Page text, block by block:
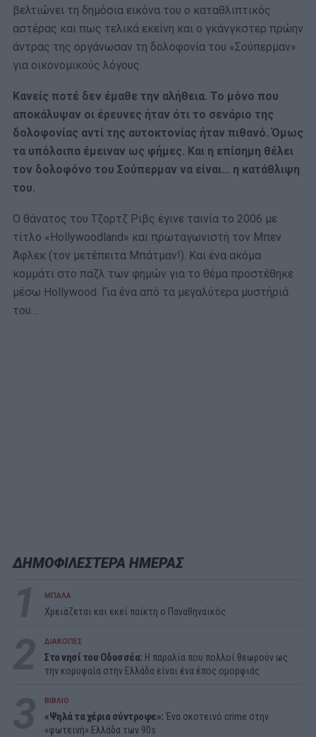
βελτιώνει τη δημόσια εικόνα του ο καταθλιπτικός
αστέρας και πως τελικά εκείνη και ο γκάνγκστερ πρώην
άντρας της οργάνωσαν τη δολοφονία του «Σούπερμαν»
για οικονομικούς λόγους.
Κανείς ποτέ δεν έμαθε την αλήθεια. Το μόνο που
αποκάλυψαν οι έρευνες ήταν ότι το σενάριο της
δολοφονίας αντί της αυτοκτονίας ήταν πιθανό. Όμως
τα υπόλοιπα έμειναν ως φήμες. Και η επίσημη θέλει
τον δολοφόνο του Σούπερμαν να είναι… η κατάθλιψη
του.
Ο θάνατος του Τζορτζ Ριβς έγινε ταινία το 2006 με
τίτλο «Hollywoodland» και πρωταγωνιστή τον Μπεν
Άφλεκ (τον μετέπειτα Μπάτμαν!). Και ένα ακόμα
κομμάτι στο παζλ των φημών για το θέμα προστέθηκε
μέσω Hollywood. Για ένα από τα μεγαλύτερα μυστήριά
του…
ΔΗΜΟΦΙΛΕΣΤΕΡΑ ΗΜΕΡΑΣ
ΜΠΑΛΑ
Χρειάζεται και εκεί παίκτη ο Παναθηναϊκός
ΔΙΑΚΟΠΕΣ
Στο νησί του Οδυσσέα: Η παραλία που πολλοί θεωρούν ως
την κορυφαία στην Ελλάδα είναι ένα έπος ομορφιάς
ΒΙΒΛΙΟ
«Ψηλά τα χέρια σύντροφε»:Ένα σκοτεινό crime στην
«φωτεινή» Ελλάδα των 90s